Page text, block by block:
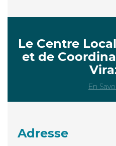
Le Centre
et de
En
Adresse